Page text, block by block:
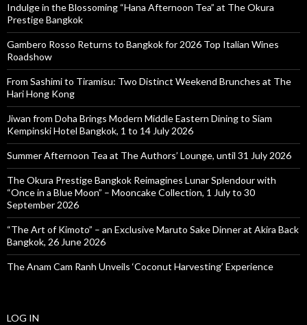
Indulge in the Blossoming “Hana Afternoon Tea” at The Okura
Prestige Bangkok
Gambero Rosso Returns to Bangkok for 2026 Top Italian Wines
Roadshow
From Sashimi to Tiramisu: Two Distinct Weekend Brunches at The
Hari Hong Kong
Jiwan from Doha Brings Modern Middle Eastern Dining to Siam
Kempinski Hotel Bangkok, 1 to 14 July 2026
Summer Afternoon Tea at The Authors’ Lounge, until 31 July 2026
The Okura Prestige Bangkok Reimagines Lunar Splendour with
“Once in a Blue Moon” – Mooncake Collection, 1 July to 30
September 2026
“The Art of Kimoto” – an Exclusive Maruto Sake Dinner at Akira Back
Bangkok, 26 June 2026
The Anam Cam Ranh Unveils ‘Coconut Harvesting’ Experience
LOG IN